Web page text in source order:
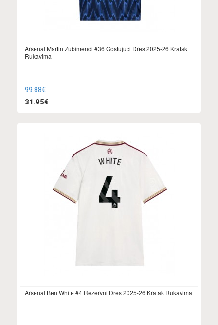
Arsenal Martin Zubimendi #36 Gostujuci Dres 2025-26 Kratak
Rukavima
99.88€
31.95€
Arsenal Ben White #4 Rezervni Dres 2025-26 Kratak Rukavima